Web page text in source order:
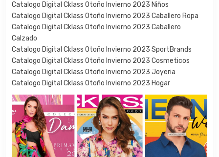
Catalogo Digital Cklass Otoño Invierno 2023 Niños
Catalogo Digital Cklass Otoño Invierno 2023 Caballero Ropa
Catalogo Digital Cklass Otoño Invierno 2023 Caballero
Calzado
Catalogo Digital Cklass Otoño Invierno 2023 SportBrands
Catalogo Digital Cklass Otoño Invierno 2023 Cosmeticos
Catalogo Digital Cklass Otoño Invierno 2023 Joyeria
Catalogo Digital Cklass Otoño Invierno 2023 Hogar